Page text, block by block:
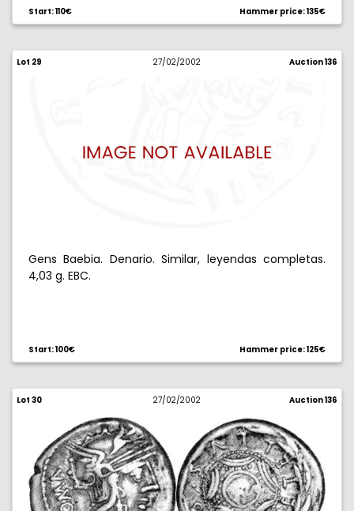
Start: 110€ Hammer price: 135€
Lot 29 27/02/2002 Auction 136
Gens Baebia. Denario. Similar, leyendas completas.
4,03 g. EBC.
Start: 100€ Hammer price: 125€
Lot 30 27/02/2002 Auction 136